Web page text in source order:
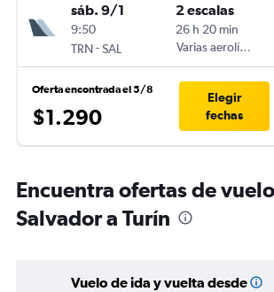
sáb. 9/1
9:50
TRN-SAL
2 escalas
26 h 20 min
Varias aerolíneas
Oferta encontrada el 5/8
$1.290
Elegir
fechas
Encuentra ofertas de
Salvador a Turín
Vuelo de ida y vuelta desde